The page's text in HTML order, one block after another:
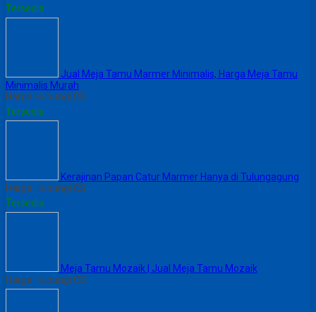
Tersedia
Jual Meja Tamu Marmer Minimalis, Harga Meja Tamu
Minimalis Murah
Harga Hubungi CS
Tersedia
Kerajinan Papan Catur Marmer Hanya di Tulungagung
Harga Hubungi CS
Tersedia
Meja Tamu Mozaik | Jual Meja Tamu Mozaik
Harga Hubungi CS